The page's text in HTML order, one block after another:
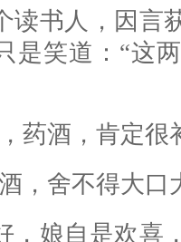
书人，因言
是笑道：“这
酒，肯定很
舍不得大口
娘自是欢喜